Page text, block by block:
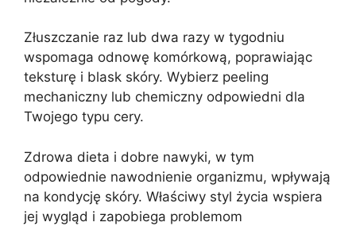
Złuszczanie raz lub dwa razy w tygodniu
wspomaga odnowę komórkową, poprawiając
teksturę i blask skóry. Wybierz peeling
mechaniczny lub chemiczny odpowiedni dla
Twojego typu cery.
Zdrowa dieta i dobre nawyki, w tym
odpowiednie nawodnienie organizmu, wpływają
na kondycję skóry. Właściwy styl życia wspiera
jej wygląd i zapobiega problemom